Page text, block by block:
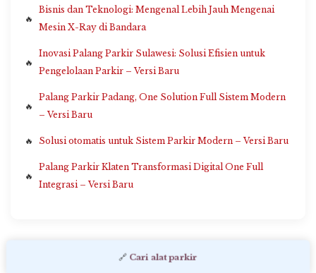
Bisnis dan Teknologi: Mengenal Lebih Jauh Mengenai
Mesin X-Ray di Bandara
Inovasi Palang Parkir Sulawesi: Solusi Efisien untuk
Pengelolaan Parkir – Versi Baru
Palang Parkir Padang, One Solution Full Sistem Modern
– Versi Baru
Solusi otomatis untuk Sistem Parkir Modern – Versi Baru
Palang Parkir Klaten Transformasi Digital One Full
Integrasi – Versi Baru
🔗 Cari alat parkir